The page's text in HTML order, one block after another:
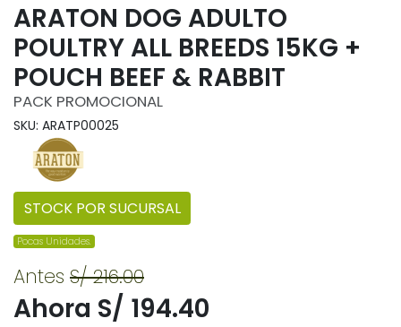
ARATON DOG ADULTO
POULTRY ALL BREEDS 15KG +
POUCH BEEF & RABBIT
PACK PROMOCIONAL
SKU: ARATP00025
STOCK POR SUCURSAL
Pocas Unidades.
Antes S/ 216.00
Ahora S/ 194.40